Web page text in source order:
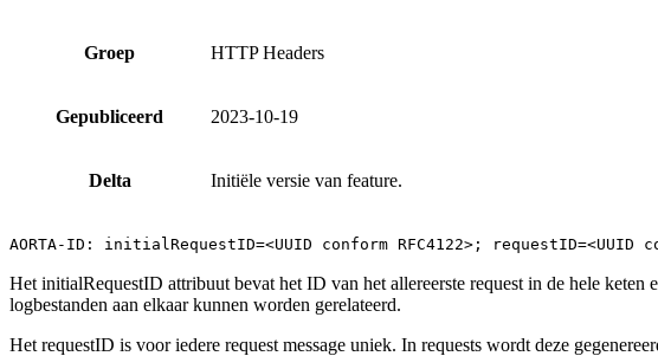
Groep HTTP Headers
Gepubliceerd 2023-10-19
Delta Initiële versie van feature.
AORTA-ID: initialRequestID=<UUID conform RFC4122>; requestID=<UUID
Het initialRequestID attribuut bevat het ID van het allereerste request in de hele
logbestanden aan elkaar kunnen worden gerelateerd.
Het requestID is voor iedere request message uniek. In requests wordt deze